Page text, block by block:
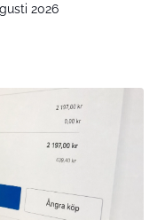
2026